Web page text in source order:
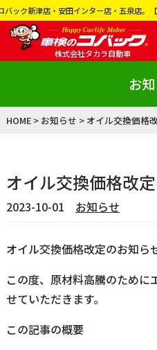
店・安田インター店・五泉店。【WEB受
株式会社タカラ自動車
お
HOME> お知らせ > オイル交換価格
オイル交換価格改
2023-10-01 お知らせ
オイル交換価格改定のお知ら
この度、原材料高騰のために
せていただきます。
この記事の概要